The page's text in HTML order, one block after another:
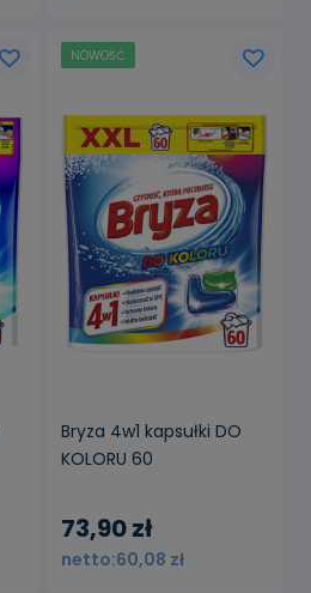
Bryza 4w1 kapsułki DO
KOLORU 60
73,90 zł
60,08 zł
NOWOŚĆ